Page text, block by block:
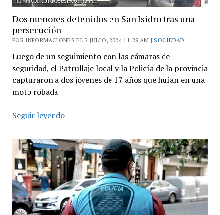
Dos menores detenidos en San Isidro tras una
persecución
POR INFORMACIONES EL 3 JULIO, 2024 11:29 AM | SOCIEDAD
Luego de un seguimiento con las cámaras de
seguridad, el Patrullaje local y la Policía de la provincia
capturaron a dos jóvenes de 17 años que huían en una
moto robada
Seguir leyendoDos
detenidos
en
San
Isidro
tras
una
persecución